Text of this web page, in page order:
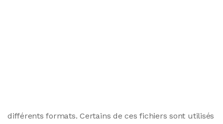
différents formats. Certains de ces fichiers sont utilisés